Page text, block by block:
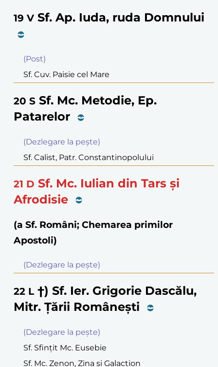
19 V Sf. Ap. Iuda, ruda Domnului
(Post)
Sf. Cuv. Paisie cel Mare
20 S Sf. Mc. Metodie, Ep.
Patarelor
(Dezlegare la peşte)
Sf. Calist, Patr. Constantinopolului
21 D Sf. Mc. Iulian din Tars şi
Afrodisie
(a Sf. Români; Chemarea primilor
Apostoli)
(Dezlegare la peşte)
22 L †) Sf. Ier. Grigorie Dascălu,
Mitr. Ţării Româneşti
(Dezlegare la peşte)
Sf. Sfinţit Mc. Eusebie
Sf. Mc. Zenon, Zina şi Galaction